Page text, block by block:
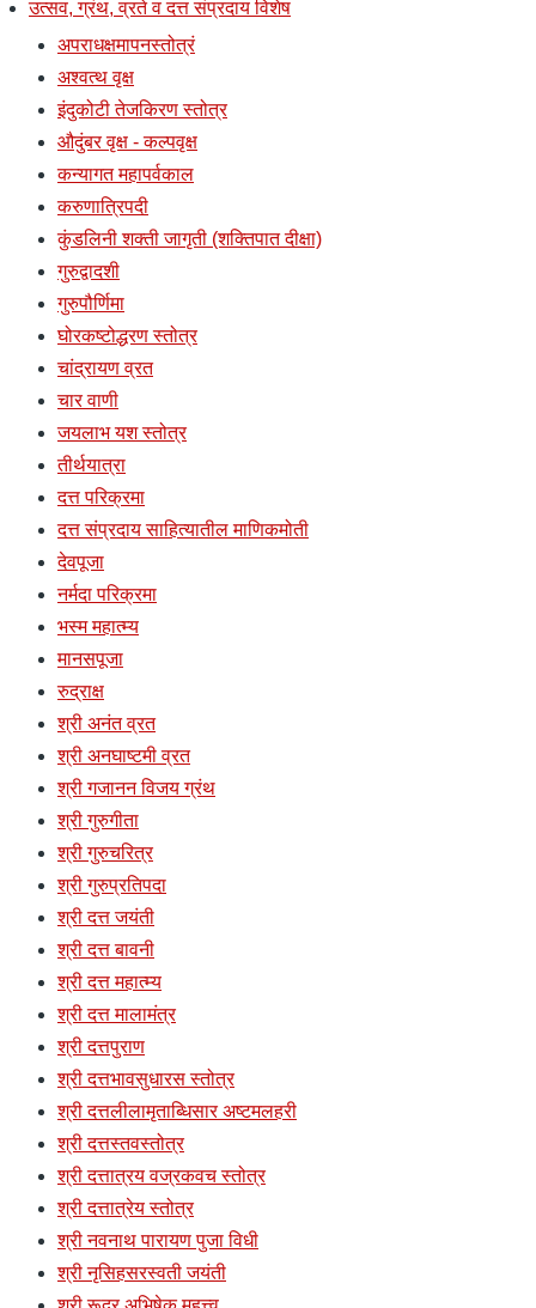
उत्सव, ग्रंथ, व्रते व दत्त संप्रदाय विशेष
अपराधक्षमापनस्तोत्रं
अश्वत्थ वृक्ष
इंदुकोटी तेजकिरण स्तोत्र
औदुंबर वृक्ष - कल्पवृक्ष
कन्यागत महापर्वकाल
करुणात्रिपदी
कुंडलिनी शक्ती जागृती (शक्तिपात दीक्षा)
गुरुद्वादशी
गुरुपौर्णिमा
घोरकष्टोद्धरण स्तोत्र
चांद्रायण व्रत
चार वाणी
जयलाभ यश स्तोत्र
तीर्थयात्रा
दत्त परिक्रमा
दत्त संप्रदाय साहित्यातील माणिकमोती
देवपूजा
नर्मदा परिक्रमा
भस्म महात्म्य
मानसपूजा
रुद्राक्ष
श्री अनंत व्रत
श्री अनघाष्टमी व्रत
श्री गजानन विजय ग्रंथ
श्री गुरुगीता
श्री गुरुचरित्र
श्री गुरुप्रतिपदा
श्री दत्त जयंती
श्री दत्त बावनी
श्री दत्त महात्म्य
श्री दत्त मालामंत्र
श्री दत्तपुराण
श्री दत्तभावसुधारस स्तोत्र
श्री दत्तलीलामृताब्धिसार अष्टमलहरी
श्री दत्तस्तवस्तोत्र
श्री दत्तात्रय वज्रकवच स्तोत्र
श्री दत्तात्रेय स्तोत्र
श्री नवनाथ पारायण पुजा विधी
श्री नृसिहसरस्वती जयंती